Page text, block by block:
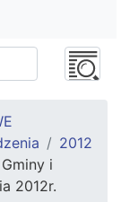
2012
i
2012r.